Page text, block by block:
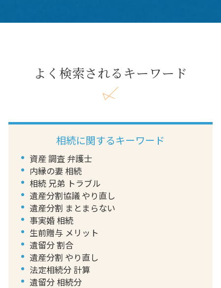
よく検索されるキーワード
相続に関するキーワード
資産 調査 弁護士
内縁の妻 相続
相続 兄弟 トラブル
遺産分割協議 やり直し
遺産分割 まとまらない
事実婚 相続
生前贈与 メリット
遺留分 割合
遺産分割 やり直し
法定相続分 計算
遺留分 相続分